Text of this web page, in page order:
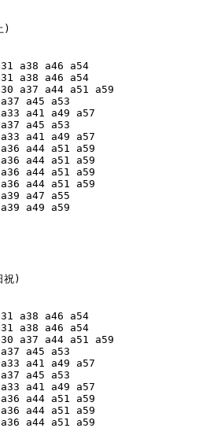
)
a38 a46 a54
a38 a46 a54
a37 a44 a51 a59
a45 a53
a41 a49 a57
a45 a53
a41 a49 a57
a44 a51 a59
a44 a51 a59
a44 a51 a59
a44 a51 a59
a47 a55
a49 a59
祝)
a38 a46 a54
a38 a46 a54
a37 a44 a51 a59
a45 a53
a41 a49 a57
a45 a53
a41 a49 a57
a44 a51 a59
a44 a51 a59
a44 a51 a59